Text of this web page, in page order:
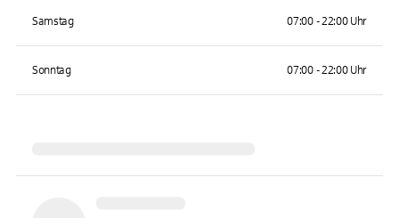
Samstag 07:00 - 22:00 Uhr
Sonntag 07:00 - 22:00 Uhr